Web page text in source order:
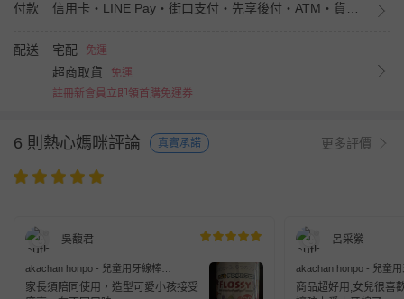
付款
配送 宅配 免運
超商取貨
免運
註冊新會員立即領首購免運券
6 則熱心媽咪評論 真實承諾 更多評價
吳馥君
akachan honpo - 兒童用牙線棒
Flossy60支
家長須陪同使用，造型可愛小孩接受
呂采縈
akachan honpo - 兒童
Flossy60支
商品超好用,女兒很喜